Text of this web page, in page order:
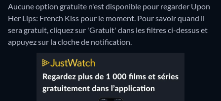
Aucune option gratuite n'est disponible pour regarder Upon
Her Lips: French Kiss pour le moment. Pour savoir quand il
sera gratuit, cliquez sur 'Gratuit' dans les filtres ci-dessus et
appuyez sur la cloche de notification.